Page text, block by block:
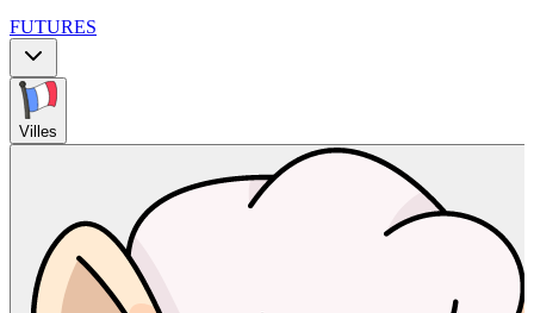
FUTURES
Villes